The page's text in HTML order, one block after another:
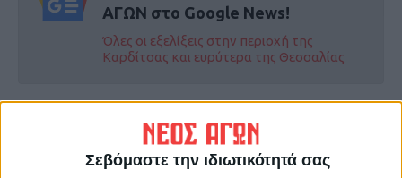
Σεβόμαστε την ιδιωτικότητά σας
ΑΓΩΝ στο Google News!
Όλες οι εξελίξεις στην περιοχή της
Καρδίτσας και ευρύτερα της Θεσσαλίας
Νέα προγράμματα για τη
στήριξη της
Καρδίτσα το πρόγραμμα